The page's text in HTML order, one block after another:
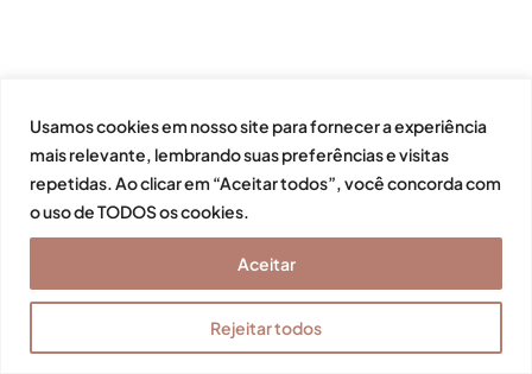
Usamos cookies em nosso site para fornecer a experiência
mais relevante, lembrando suas preferências e visitas
repetidas. Ao clicar em “Aceitar todos”, você concorda com
o uso de TODOS os cookies.
Rejeitar todos
Aceitar